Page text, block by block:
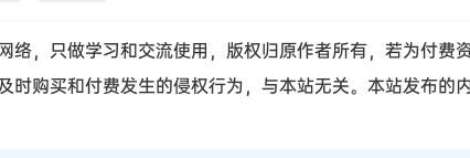
络，只做学习和交流使用，版权归原作者所有，若为付
时购买和付费发生的侵权行为，与本站无关。本站发布的